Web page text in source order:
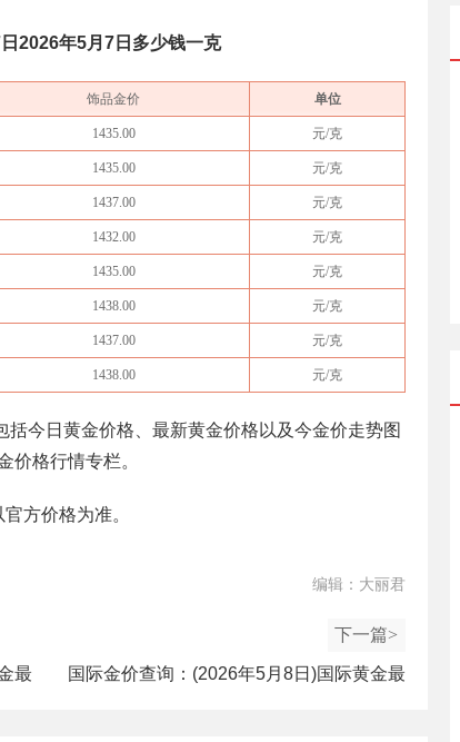
2026年5月7日 多少钱一克​
饰品金价 单位
1435.00 元/克
1435.00 元/克
1437.00 元/克
1432.00 元/克
1435.00 元/克
1438.00 元/克
1437.00 元/克
1438.00 元/克
今日黄金价格、最新黄金价格以及今金价走势图
价格行情专栏。
方价格为准。
编辑：大丽君
最
下一篇>
国际金价查询：(2026年5月8日)国际黄金最